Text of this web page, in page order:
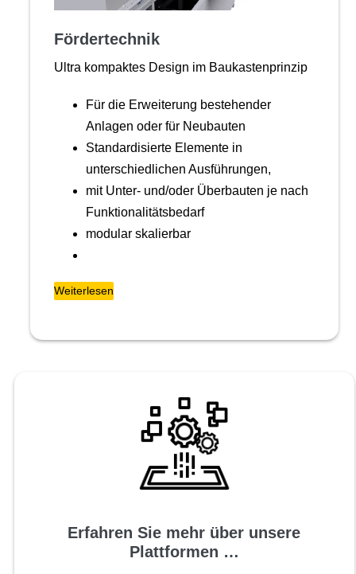
Fördertechnik
Ultra kompaktes Design im Baukastenprinzip
Für die Erweiterung bestehender
Anlagen oder für Neubauten
Standardisierte Elemente in
unterschiedlichen Ausführungen,
mit Unter- und/oder Überbauten je nach
Funktionalitätsbedarf
modular skalierbar
Weiterlesen
Erfahren Sie mehr über unsere
Plattformen …